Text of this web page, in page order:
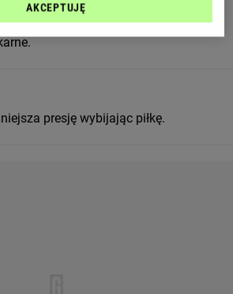
przechwytuje dośrodkowanie
presję wybijając piłkę.
AKCEPTUJĘ